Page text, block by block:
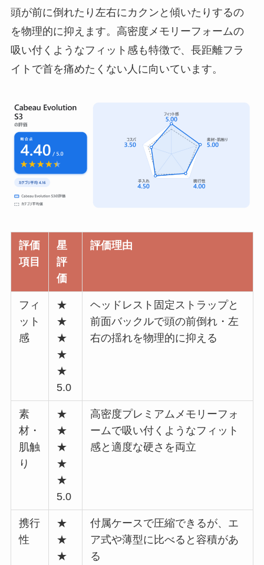
頭が前に倒れたり左右にカクンと傾いたりするの
を物理的に抑えます。高密度メモリーフォームの
吸い付くようなフィット感も特徴で、長距離フラ
イトで首を痛めたくない人に向いています。
評価
項目
星
評
価
評価理由
フィ
ット
感
★
★
★
★
★
5.0
ヘッドレスト固定ストラップと
前面バックルで頭の前倒れ・左
右の揺れを物理的に抑える
素
材・
肌触
り
★
★
★
★
★
5.0
高密度プレミアムメモリーフォ
ームで吸い付くようなフィット
感と適度な硬さを両立
携行
性
★
★
★
付属ケースで圧縮できるが、エ
ア式や薄型に比べると容積があ
る